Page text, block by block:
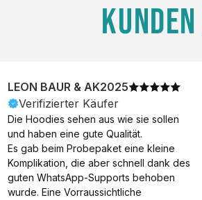
LEON BAUR & AK2025
Verifizierter Käufer
Die Hoodies sehen aus wie sie sollen
und haben eine gute Qualität.
Es gab beim Probepaket eine kleine
Komplikation, die aber schnell dank des
guten WhatsApp-Supports behoben
wurde. Eine Vorraussichtliche